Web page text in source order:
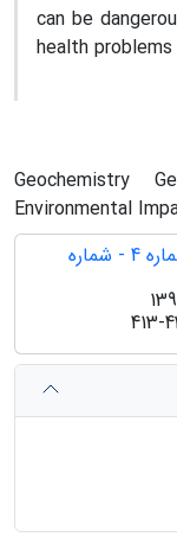
can be
health
Geochemistry
Environmental
دوره 4، شماره 4 - شماره
413-